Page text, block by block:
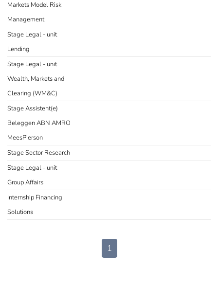
Markets Model Risk
Management
Stage Legal - unit
Lending
Stage Legal - unit
Wealth, Markets and
Clearing (WM&C)
Stage Assistent(e)
Beleggen ABN AMRO
MeesPierson
Stage Sector Research
Stage Legal - unit
Group Affairs
Internship Financing
Solutions
1